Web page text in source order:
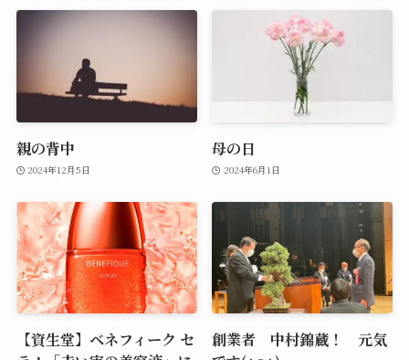
親の背中
2024年12月5日
母の日
2024年6月1日
【資生堂】ベネフィーク セ
創業者 中村錦蔵！ 元気